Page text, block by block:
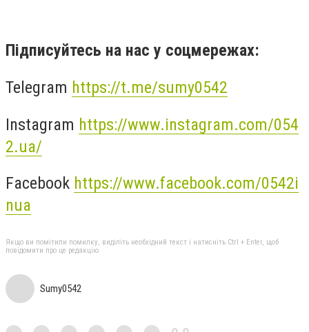
Підписуйтесь на нас у соцмережах:
Telegram https://t.me/sumy0542
Instagram https://www.instagram.com/054
2.ua/
Facebook https://www.facebook.com/0542i
nua
Якщо ви помітили помилку, виділіть необхідний текст і натисніть Ctrl + Enter, щоб
повідомити про це редакцію
Sumy0542